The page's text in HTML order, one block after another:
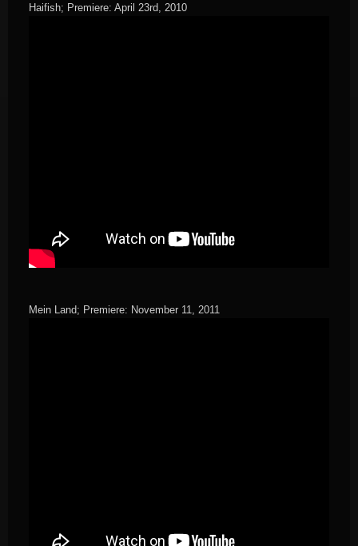
Haifish; Premiere: April 23rd, 2010
Mein Land; Premiere: November 11, 2011